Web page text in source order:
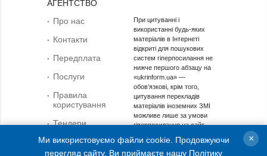
АГЕНТСТВО
Про нас
Контакти
Передплата
Послуги
Правила
користування
Тендери
Запобігання та
протидія корупції
При цитуванні і
використанні будь-яких
матеріалів в Інтернеті
відкриті для пошукових
систем гіперпосилання не
нижче першого абзацу на
«ukrinform.ua» —
обов’язкові, крім того,
цитування перекладів
матеріалів іноземних ЗМІ
можливе лише за умови
гіперпосилання на сайт
іноземного ЗМІ. Цитування і
використання матеріалів у
Ми використовуємо файли cookie. Продовжуючи
перегляд сайту, Ви приймаєте нашу Політику
×